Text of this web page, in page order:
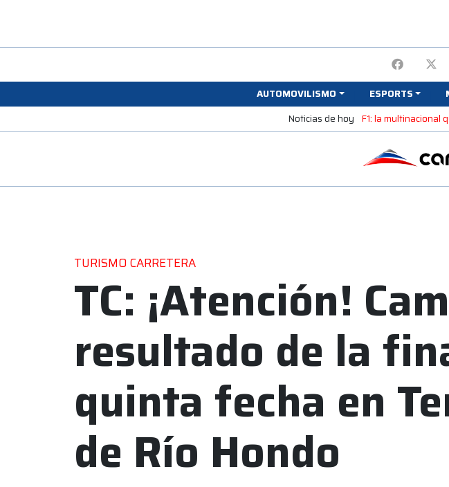
AUTOMOVILISMO ESPORTS
Noticias de hoy F1: la multinacional
TURISMO CARRETERA
TC: ¡Atención!
resultado de la
quinta fecha en
de Río Hondo